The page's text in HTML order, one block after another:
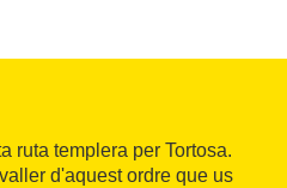
ruta templera per Tortosa.
d'aquest ordre que us